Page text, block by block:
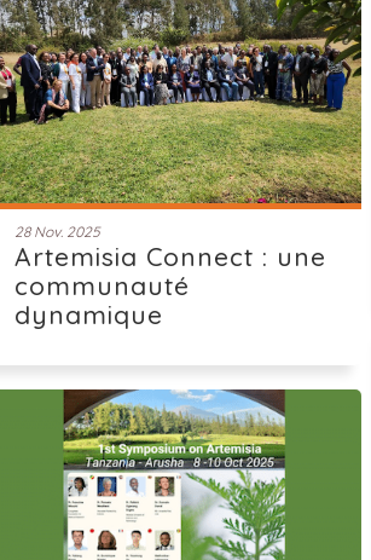
28 Nov. 2025
Artemisia Connect : une
communauté
dynamique